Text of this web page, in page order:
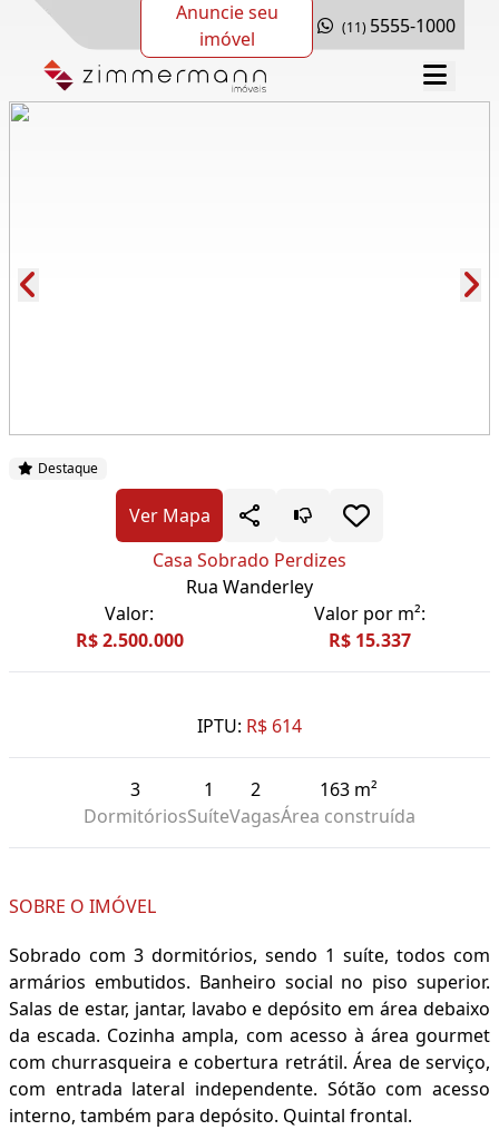
Anuncie seu
imóvel
(11) 5555-1000
Destaque
Ver Mapa
Casa Sobrado Perdizes
Rua Wanderley
Valor:
R$ 2.500.000
Valor por m²:
R$ 15.337
IPTU: R$ 614
3
Dormitórios
1
Suíte
2
Vagas
163 m²
Área construída
SOBRE O IMÓVEL
Sobrado com 3 dormitórios, sendo 1 suíte, todos com
armários embutidos. Banheiro social no piso superior.
Salas de estar, jantar, lavabo e depósito em área debaixo
da escada. Cozinha ampla, com acesso à área gourmet
com churrasqueira e cobertura retrátil. Área de serviço,
com entrada lateral independente. Sótão com acesso
interno, também para depósito. Quintal frontal.